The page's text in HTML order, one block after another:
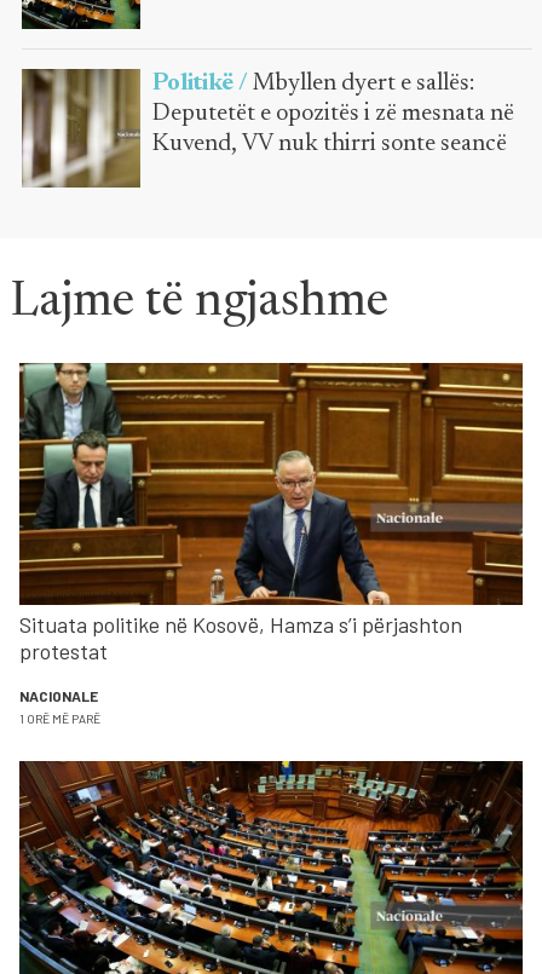
Politikë / Mbyllen dyert e sallës:
Deputetët e opozitës i zë mesnata në
Kuvend, VV nuk thirri sonte seancë
Lajme të ngjashme
Situata politike në Kosovë, Hamza s’i përjashton
protestat
NACIONALE
1 ORË MË PARË